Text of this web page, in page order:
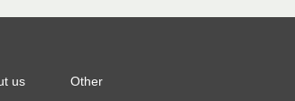
us Other